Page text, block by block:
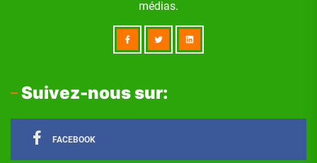
médias.
Suivez-nous sur:
FACEBOOK